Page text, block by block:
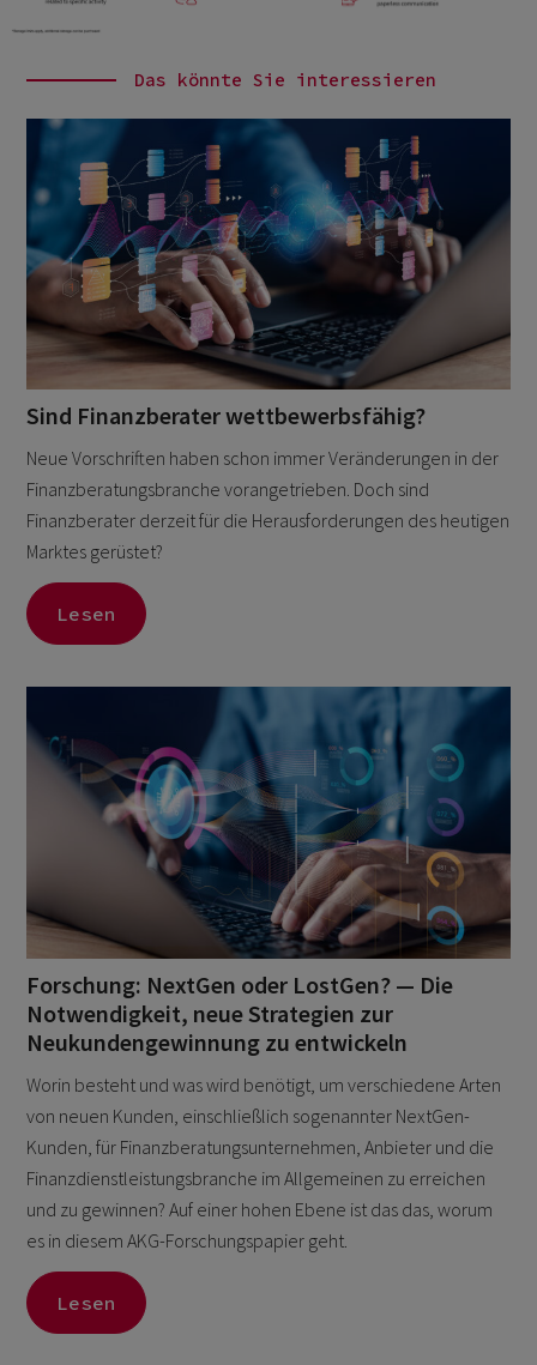
Das könnte Sie interessieren
Sind Finanzberater wettbewerbsfähig?
Neue Vorschriften haben schon immer Veränderungen in der
Finanzberatungsbranche vorangetrieben. Doch sind
Finanzberater derzeit für die Herausforderungen des heutigen
Marktes gerüstet?
Lesen
Forschung: NextGen oder LostGen? — Die
Notwendigkeit, neue Strategien zur
Neukundengewinnung zu entwickeln
Worin besteht und was wird benötigt, um verschiedene Arten
von neuen Kunden, einschließlich sogenannter NextGen-
Kunden, für Finanzberatungsunternehmen, Anbieter und die
Finanzdienstleistungsbranche im Allgemeinen zu erreichen
und zu gewinnen? Auf einer hohen Ebene ist das das, worum
es in diesem AKG-Forschungspapier geht.
Lesen